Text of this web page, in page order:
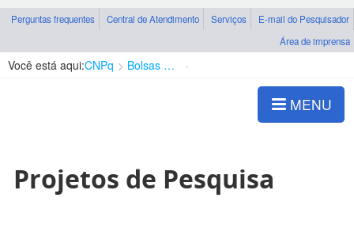
Perguntas frequentes Central de Atendimento Serviços
E-mail do Pesquisador
Área de imprensa
Você está aqui:CNPq Bolsas e Auxílios Vigentes
MENU
Projetos de Pesquisa